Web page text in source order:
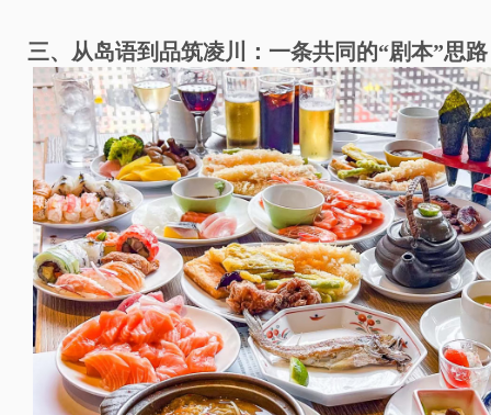
三、从岛语到品筑凌川：一条共同的“剧本”思路